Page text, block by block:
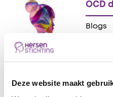
Deze website maakt
Blogs
OCD
De